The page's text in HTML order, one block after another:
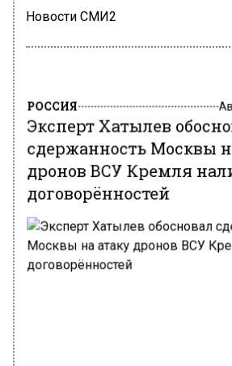
Новости СМИ2
РОССИЯ
Эксперт Хатылев
сдержанность Москвы
дронов ВСУ Кремля
договорённостей